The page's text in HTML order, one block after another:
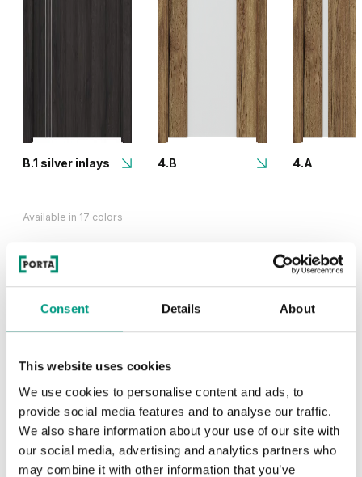
Consent Details About
This website uses cookies
We use cookies to personalise content and ads, to
provide social media features and to analyse our traffic.
We also share information about your use of our site with
our social media, advertising and analytics partners who
may combine it with other information that you’ve
B.1 silver inlays 4.B 4.A
Available in 17 colors